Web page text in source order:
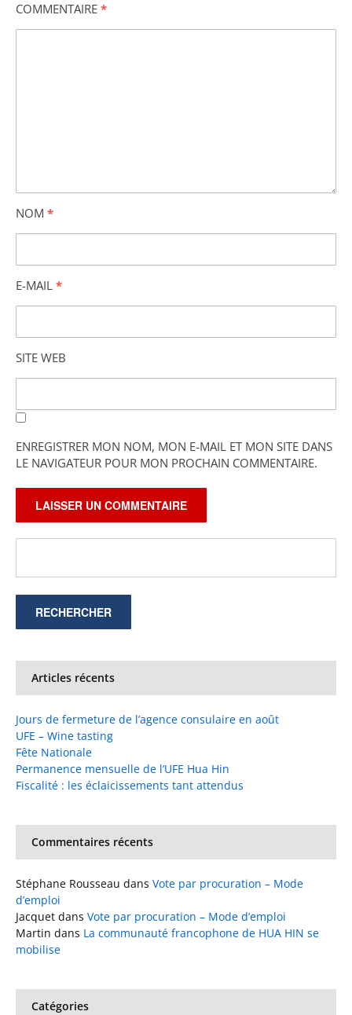
COMMENTAIRE *
NOM *
E-MAIL *
SITE WEB
ENREGISTRER MON NOM, MON E-MAIL ET MON SITE DANS
LE NAVIGATEUR POUR MON PROCHAIN COMMENTAIRE.
Articles récents
Jours de fermeture de l’agence consulaire en août
UFE – Wine tasting
Fête Nationale
Permanence mensuelle de l’UFE Hua Hin
Fiscalité : les éclaicissements tant attendus
Commentaires récents
Stéphane Rousseau dans Vote par procuration – Mode
d’emploi
Jacquet dans Vote par procuration – Mode d’emploi
Martin dans La communauté francophone de HUA HIN se
mobilise
Catégories